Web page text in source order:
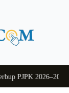
2026–2030